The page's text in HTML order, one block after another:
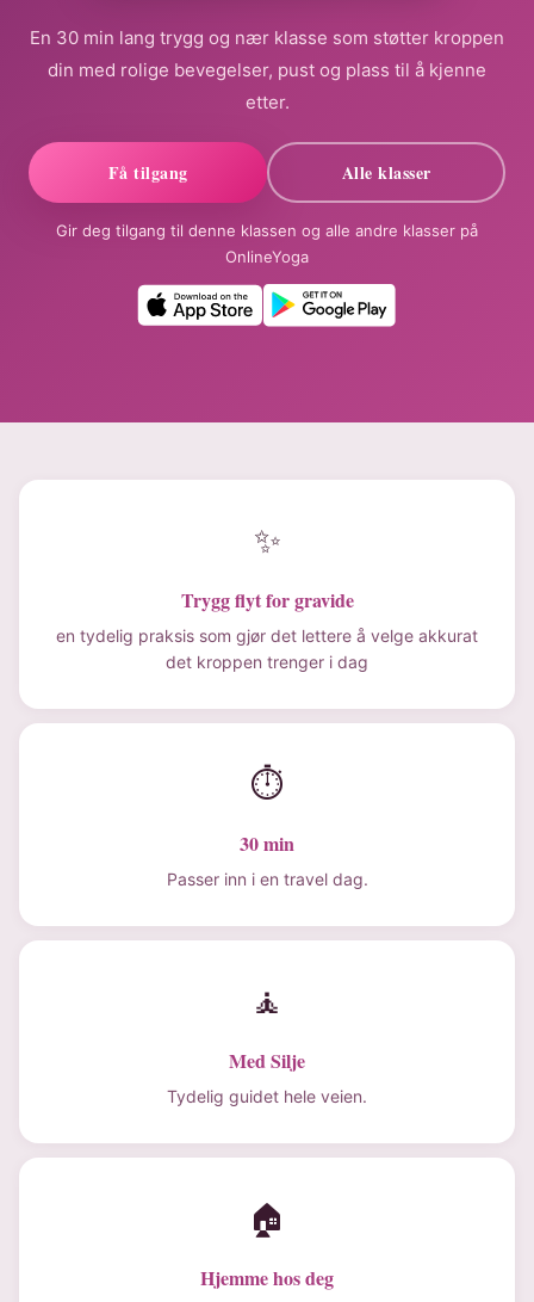
En 30 min lang trygg og nær klasse som støtter kroppen
din med rolige bevegelser, pust og plass til å kjenne
etter.
Få tilgang Alle klasser
Gir deg tilgang til denne klassen og alle andre klasser på
OnlineYoga
✨
Trygg flyt for gravide
en tydelig praksis som gjør det lettere å velge akkurat
det kroppen trenger i dag
⏱
30 min
Passer inn i en travel dag.
🧘
Med Silje
Tydelig guidet hele veien.
🏠
Hjemme hos deg